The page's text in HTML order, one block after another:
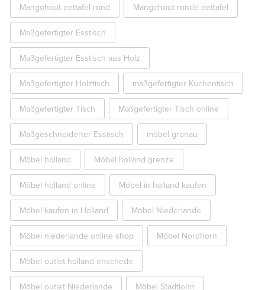
Mangohout eettafel rond Mangohout ronde eettafel
Maßgefertigter Esstisch
Maßgefertigter Esstisch aus Holz
Maßgefertigter Holztisch maßgefertigter Küchentisch
Maßgefertigter Tisch Maßgefertigter Tisch online
Maßgeschneiderter Esstisch möbel gronau
Möbel holland Möbel holland grenze
Möbel holland online Möbel in holland kaufen
Möbel kaufen in Holland Möbel Niederlande
Möbel niederlande online shop Möbel Nordhorn
Möbel outlet holland enschede
Möbel outlet Niederlande Möbel Stadtlohn